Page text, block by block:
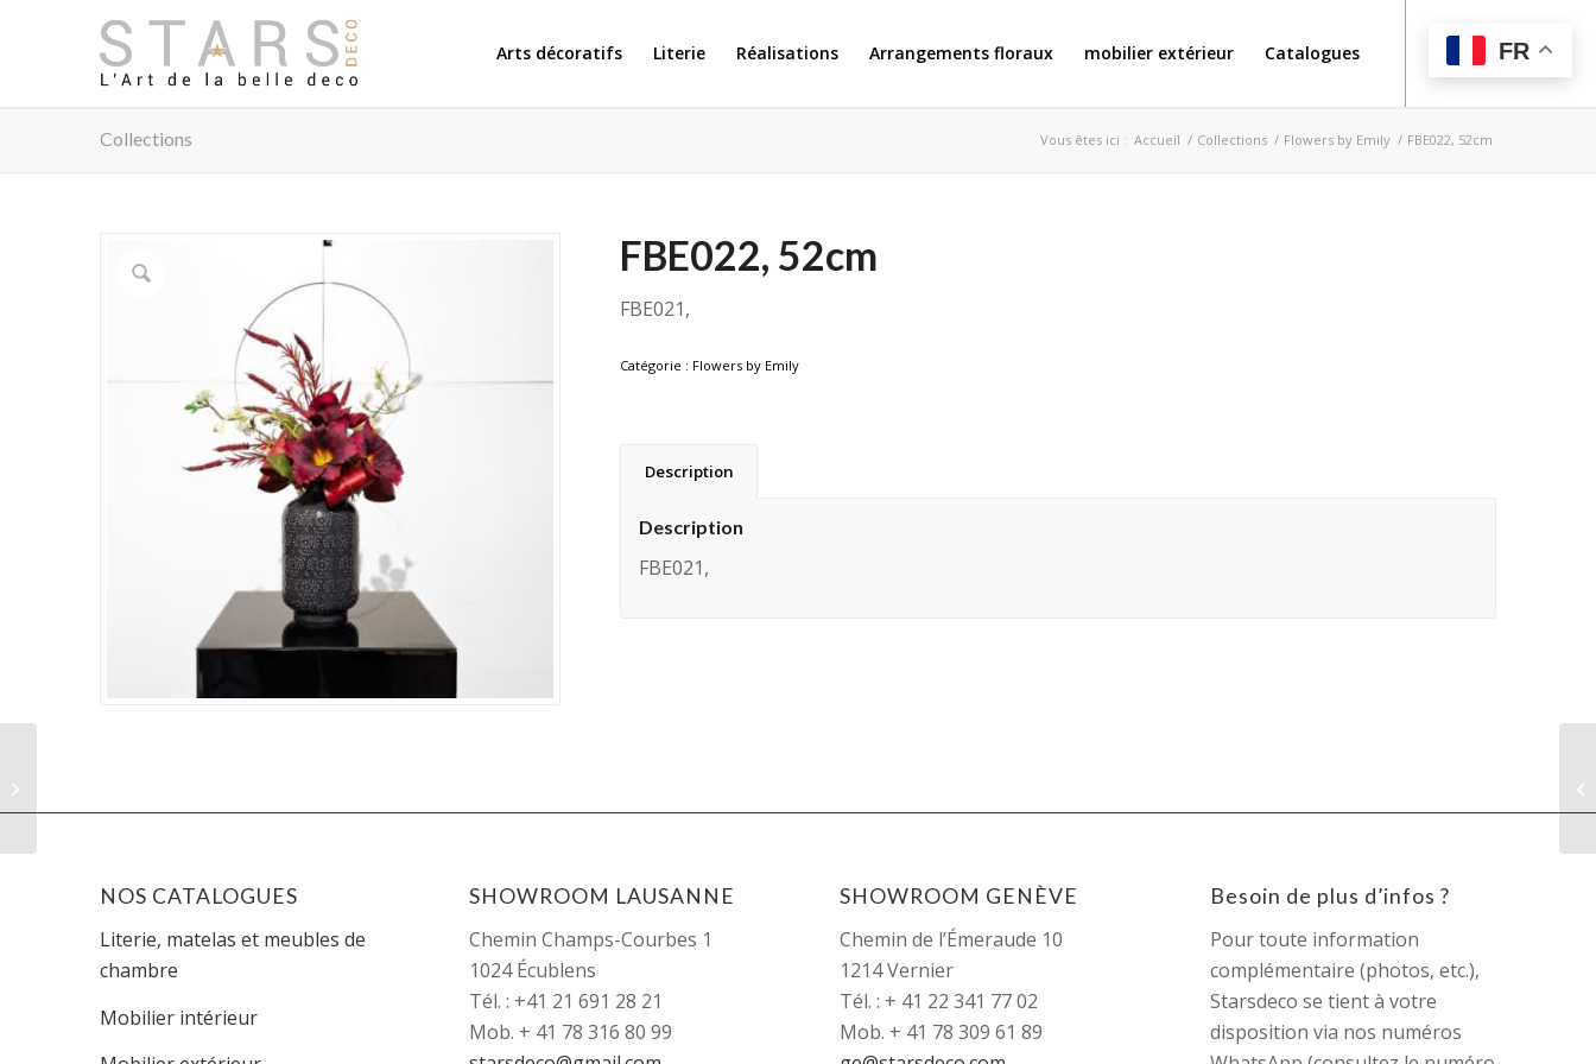
Arts décoratifs Literie Réalisations Arrangements floraux mobilier extérieur Catalogues
Collections Vous êtes ici : Accueil / Collections / Flowers by Emily / FBE022, 52cm
FBE022, 52cm
FBE021,
Catégorie : Flowers by Emily
Description
Description
FBE021,
NOS CATALOGUES
Literie, matelas et meubles de
chambre
Mobilier intérieur
SHOWROOM LAUSANNE
Chemin Champs-Courbes 1
1024 Écublens
Tél. : +41 21 691 28 21
Mob. + 41 78 316 80 99
SHOWROOM GENÈVE
Chemin de l’Émeraude 10
1214 Vernier
Tél. : + 41 22 341 77 02
Mob. + 41 78 309 61 89
Besoin de plus d’infos ?
Pour toute information
complémentaire (photos, etc.),
Starsdeco se tient à votre
disposition via nos numéros
FR